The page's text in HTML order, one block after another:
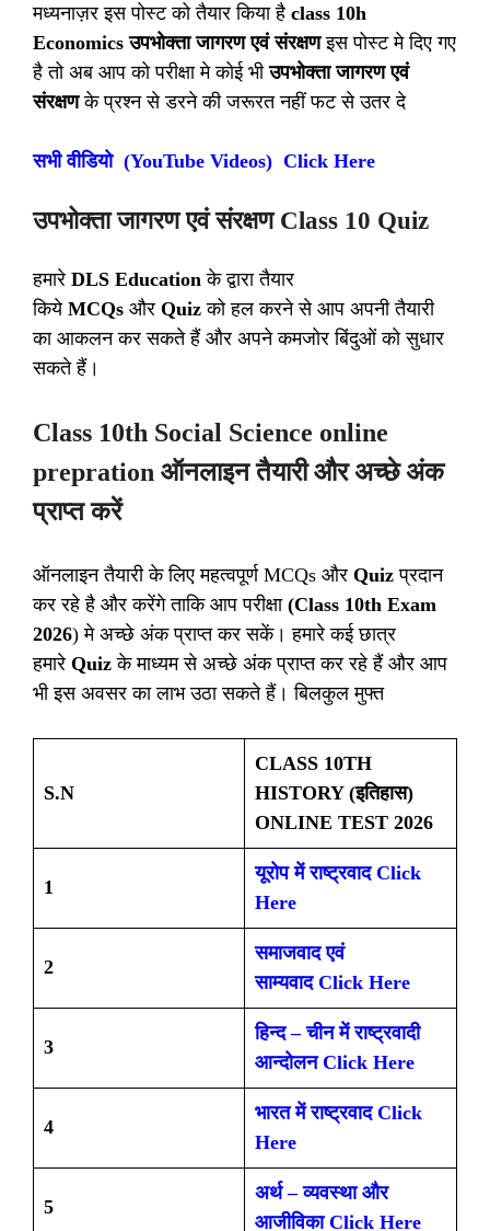
मध्यनाज़र इस पोस्ट को तैयार किया है class 10h
Economics उपभोक्ता जागरण एवं संरक्षणइस पोस्ट मे दिए गए
है तो अब आप को परीक्षा मे कोई भीउपभोक्ता जागरण एवं
संरक्षणके प्रश्न से डरने की जरूरत नहीं फट से उतर दे
सभी वीडियो (YouTube Videos) Click Here
उपभोक्ता जागरण एवं संरक्षण Class 10 Quiz
हमारे DLS Education के द्वारा तैयार
किये MCQs और Quiz को हल करने से आप अपनी तैयारी
का आकलन कर सकते हैं और अपने कमजोर बिंदुओं को सुधार
सकते हैं।
Class 10th Social Science online
prepration ऑनलाइन तैयारी और अच्छे अंक
प्राप्त करें
ऑनलाइन तैयारी के लिए महत्वपूर्ण MCQs और Quiz प्रदान
कर रहे है और करेंगे ताकि आप परीक्षा (Class 10th Exam
2026) मे अच्छे अंक प्राप्त कर सकें। हमारे कई छात्र
हमारे Quiz के माध्यम से अच्छे अंक प्राप्त कर रहे हैं और आप
भी इस अवसर का लाभ उठा सकते हैं। बिलकुल मुफ्त
S.N
CLASS 10TH
HISTORY (इतिहास)
ONLINE TEST 2026
1
यूरोप में राष्ट्रवाद Click
Here
2
समाजवाद एवं
साम्यवाद Click Here
3
हिन्द – चीन में राष्ट्रवादी
आन्दोलन Click Here
4
भारत में राष्ट्रवाद Click
Here
5
अर्थ – व्यवस्था और
आजीविका Click Here